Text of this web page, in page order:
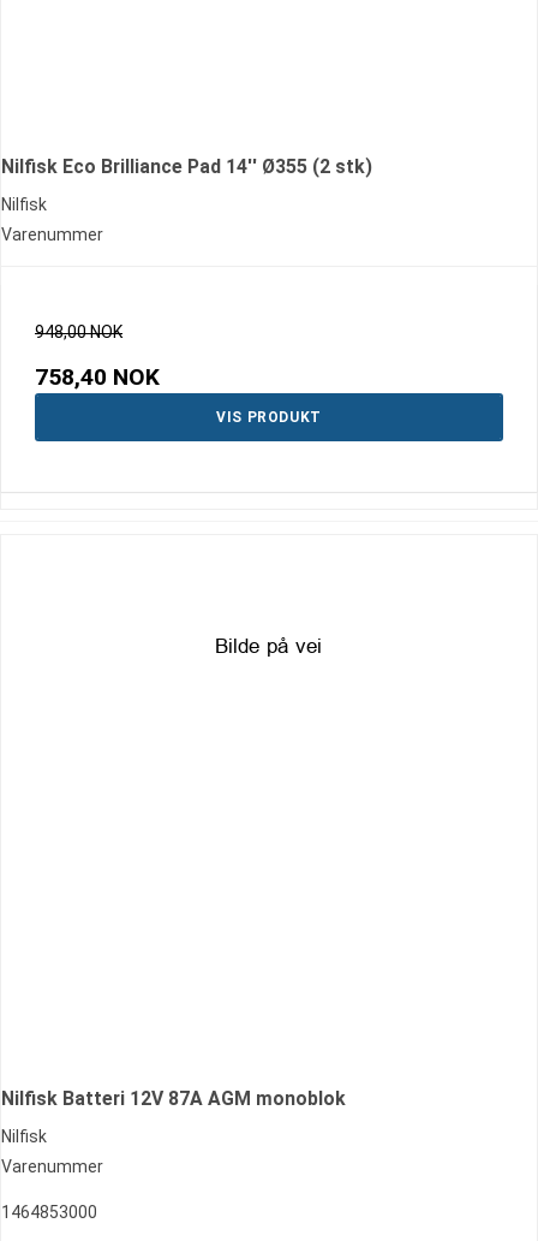
Nilfisk Eco Brilliance Pad 14'' Ø355 (2 stk)
Nilfisk
Varenummer
948,00 NOK
758,40 NOK
VIS PRODUKT
Nilfisk Batteri 12V 87A AGM monoblok
Nilfisk
Varenummer
1464853000